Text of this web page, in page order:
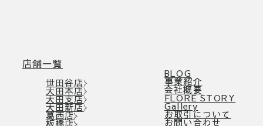
店舗一覧
世田谷店
大田本店
大田支店
大田新店
葛西店
BLOG
事業紹介
会社概要
FLORE STORY
Gallery
お取引について
お問い合わせ